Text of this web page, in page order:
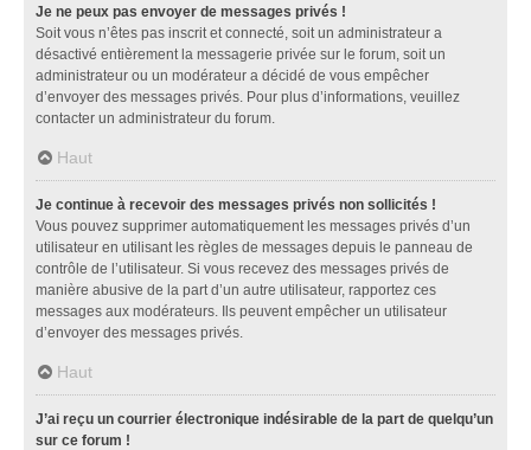
Je ne peux pas envoyer de messages privés !
Soit vous n’êtes pas inscrit et connecté, soit un administrateur a
désactivé entièrement la messagerie privée sur le forum, soit un
administrateur ou un modérateur a décidé de vous empêcher
d’envoyer des messages privés. Pour plus d’informations, veuillez
contacter un administrateur du forum.
Haut
Je continue à recevoir des messages privés non sollicités !
Vous pouvez supprimer automatiquement les messages privés d’un
utilisateur en utilisant les règles de messages depuis le panneau de
contrôle de l’utilisateur. Si vous recevez des messages privés de
manière abusive de la part d’un autre utilisateur, rapportez ces
messages aux modérateurs. Ils peuvent empêcher un utilisateur
d’envoyer des messages privés.
Haut
J’ai reçu un courrier électronique indésirable de la part de quelqu’un
sur ce forum !